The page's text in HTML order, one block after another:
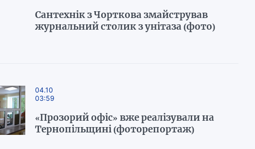
Сантехнік з Чорткова змайстрував
журнальний столик з унітаза (фото)
04.10
03:59
«Прозорий офіс» вже реалізували на
Тернопільщині (фоторепортаж)